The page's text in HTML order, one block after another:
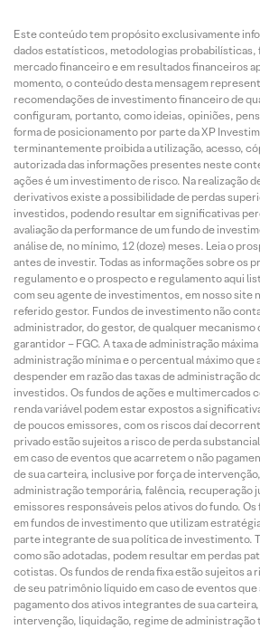
Este conteúdo tem propósito exclusivamente
dados estatísticos, metodologias
mercado financeiro e em resultados financeiros
momento, o conteúdo desta mensagem
recomendações de investimento financeiro de
configuram, portanto, como ideias, opiniões,
forma de posicionamento por parte da XP
terminantemente proibida a utilização, acesso,
autorizada das informações presentes neste
ações é um investimento de risco. Na realização
derivativos existe a possibilidade de perdas
investidos, podendo resultar em significativas
avaliação da performance de um fundo de
análise de, no mínimo, 12 (doze) meses. Leia o
antes de investir. Todas as informações sobre os
regulamento e o prospecto e regulamento aqui
com seu agente de investimentos, em nosso site
referido gestor. Fundos de investimento não
administrador, do gestor, de qualquer mecanismo
garantidor – FGC. A taxa de administração
administração mínima e o percentual máximo que
despender em razão das taxas de administração
investidos. Os fundos de ações e multimercados
renda variável podem estar expostos a
de poucos emissores, com os riscos daí
privado estão sujeitos a risco de perda
em caso de eventos que acarretem o não
de sua carteira, inclusive por força de
administração temporária, falência, recuperação
emissores responsáveis pelos ativos do fundo.
em fundos de investimento que utilizam
parte integrante de sua política de investimento.
como são adotadas, podem resultar em perdas
cotistas. Os fundos de renda fixa estão sujeitos a
de seu patrimônio líquido em caso de eventos
pagamento dos ativos integrantes de sua
intervenção, liquidação, regime de administração